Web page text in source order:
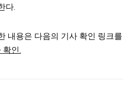
다.
내용은 다음의 기사 확인 링크를
확인.